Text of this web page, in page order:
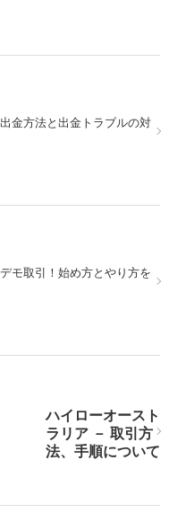
金方法と出金トラブルの対
モ取引！始め方とやり方を
ハイローオースト
ラリア － 取引方
法、手順について
ストラリアで実戦取引をし
ストラリアで取引。シンプ
。米利上げ後をMACDで狙